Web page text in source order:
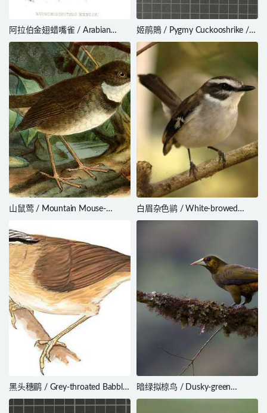
阿拉伯金翅蜡嘴雀 / Arabian
Golden-winged Grosbeak /
Rhynchostruthus percivali
姬鹃鵙 / Pygmy Cuckooshrike /
Celebesica abbotti
山鼠莺 / Mountain Mouse-
白眉杂色鹟 / White-browed
Robin / Poecilodryas superciliosa
黑头穗鹛 / Grey-throated Babbler
/ Stachyris nigriceps
暗绿拟椋鸟 / Dusky-green
Oropendola / Psarocolius